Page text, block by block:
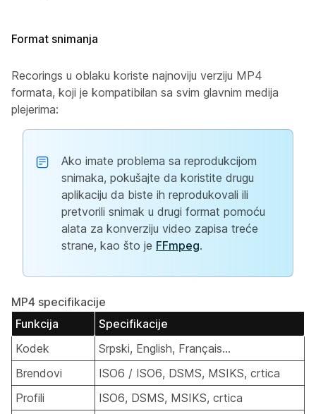
Format snimanja
Recorings u oblaku koriste najnoviju verziju MP4
formata, koji je kompatibilan sa svim glavnim medija
plejerima:
Ako imate problema sa reprodukcijom
snimaka, pokušajte da koristite drugu
aplikaciju da biste ih reprodukovali ili
pretvorili snimak u drugi format pomoću
alata za konverziju video zapisa treće
strane, kao što je FFmpeg.
MP4 specifikacije
Funkcija
Specifikacije
Kodek
Srpski, English, Français...
Brendovi
ISO6 / ISO6, DSMS, MSIKS, crtica
Profili
ISO6, DSMS, MSIKS, crtica